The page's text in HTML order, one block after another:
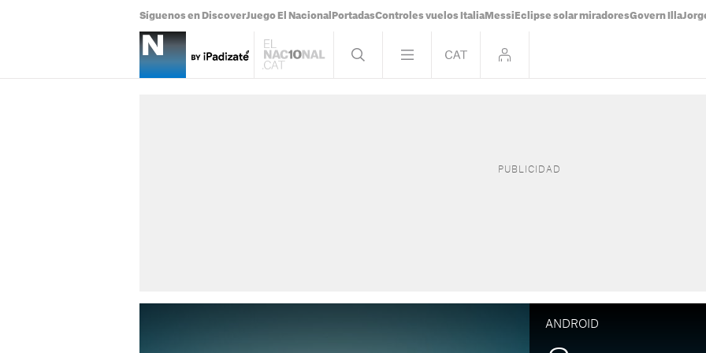
Síguenos en DiscoverJuego El Nacional PortadasControles vuelos Italia Messi Eclipse solar miradoresGovern Illa
ANDROID